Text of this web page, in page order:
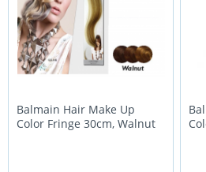
Balmain Hair Make Up
Color Fringe 30cm, Walnut